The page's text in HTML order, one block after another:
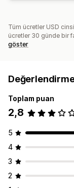
Tüm ücretler USD
ücretler 30 günde bir
göster
Toplam puan
2,8
5
4
3
2